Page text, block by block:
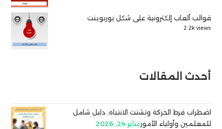
قوالب ألعاب إلكترونية على شكل بوربوينت
2.2k views
أحدث المقالات
اضطراب فرط الحركة وتشتت الانتباه: دليل شامل
للمعلمين وأولياء الأمور يناير 24, 2026